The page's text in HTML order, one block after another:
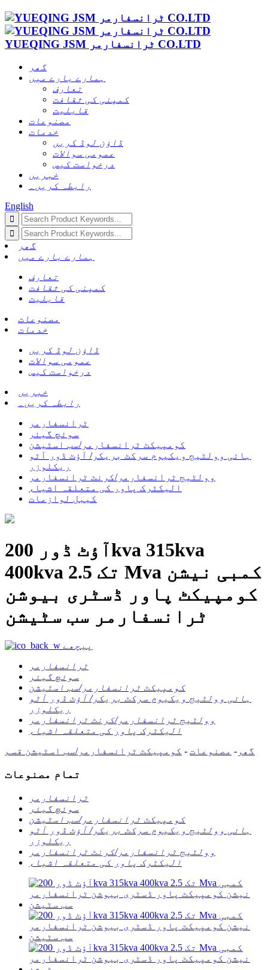
YUEQING JSM ٹرانسفارمر CO.LTD
گھر
ہمارے بارے میں
تعارف
کمپنی کی ثقافت
قابلیت
مصنوعات
خدمات
ڈاؤن لوڈ کریں
عمومی سوالات
درخواست کیس
خبریں
رابطہ کریں۔
English
گھر
ہمارے بارے میں
تعارف
کمپنی کی ثقافت
قابلیت
مصنوعات
خدمات
ڈاؤن لوڈ کریں
عمومی سوالات
درخواست کیس
خبریں
رابطہ کریں۔
ٹرانسفارمر
سوئچ گیئر
کومپیکٹ ٹرانسفارمر/سب اسٹیشن
ہائی وولٹیج ویکیوم سرکٹ بریکر/ آؤٹ ڈور آٹو
ریکلوزر
وولٹیج ٹرانسفارمر/کرنٹ ٹرانسفارمر
الیکٹرک پاور کی متعلقہ اشیاء
کیبل لوازمات
آؤٹ ڈور 200kva 315kva
400kva تک 2.5 Mva کمبی نیشن
کومپیکٹ پاور ڈسٹری بیوشن
ٹرانسفارمر سب سٹیشن
پیچھے
ٹرانسفارمر
سوئچ گیئر
کومپیکٹ ٹرانسفارمر/سب اسٹیشن
ہائی وولٹیج ویکیوم سرکٹ بریکر/ آؤٹ ڈور آٹو
ریکلوزر
وولٹیج ٹرانسفارمر/کرنٹ ٹرانسفارمر
الیکٹرک پاور کی متعلقہ اشیاء
گھر - مصنوعات - کومپیکٹ ٹرانسفارمر/سب اسٹیشن قسم
تمام مصنوعات
ٹرانسفارمر
سوئچ گیئر
کومپیکٹ ٹرانسفارمر/سب اسٹیشن
ہائی وولٹیج ویکیوم سرکٹ بریکر/ آؤٹ ڈور آٹو
ریکلوزر
وولٹیج ٹرانسفارمر/کرنٹ ٹرانسفارمر
الیکٹرک پاور کی متعلقہ اشیاء